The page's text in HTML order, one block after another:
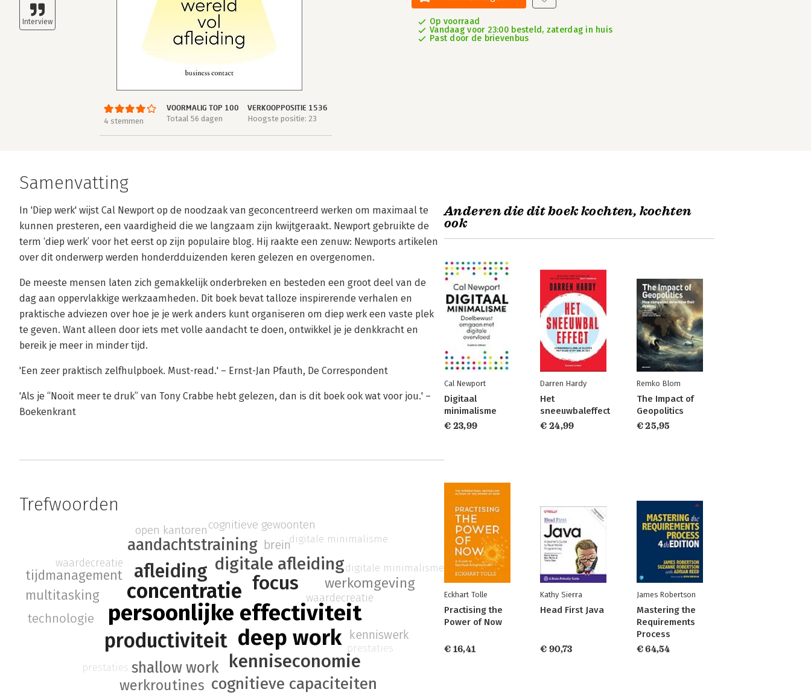
4 stemmen
VOORMALIG TOP 100
Totaal 56 dagen
VERKOOPPOSITIE 1536
Hoogste positie: 23
Op voorraad
Vandaag voor 23:00 besteld, zaterdag in huis
Past door de brievenbus
Samenvatting
In 'Diep werk' wijst Cal Newport op de noodzaak van geconcentreerd werken om maximaal te
kunnen presteren, een vaardigheid die we langzaam zijn kwijtgeraakt. Newport gebruikte de
term ‘diep werk’ voor het eerst op zijn populaire blog. Hij raakte een zenuw: Newports artikelen
over dit onderwerp werden honderdduizenden keren gelezen en overgenomen.
De meeste mensen laten zich gemakkelijk onderbreken en besteden een groot deel van de
dag aan oppervlakkige werkzaamheden. Dit boek bevat talloze inspirerende verhalen en
praktische adviezen over hoe je je werk anders kunt organiseren om diep werk een vaste plek
te geven. Want alleen door iets met volle aandacht te doen, ontwikkel je je denkkracht en
bereik je meer in minder tijd.
'Een zeer praktisch zelfhulpboek. Must-read.' – Ernst-Jan Pfauth, De Correspondent
'Als je “Nooit meer te druk” van Tony Crabbe hebt gelezen, dan is dit boek ook wat voor jou.' –
Boekenkrant
Trefwoorden
persoonlijke effectiviteit
concentratie
deep work
focus
productiviteit
afleiding digitale afleiding
kenniseconomie
aandachtstraining
shallow work
cognitieve capaciteiten
werkomgeving
werkroutines
multitasking
technologie
tijdmanagement
brein
open kantorencognitieve gewoonten
kenniswerk
digitale minimalisme
prestaties
waardecreatie
digitale minimalisme
prestaties
waardecreatie
Anderen die dit boek kochten, kochten
ook
Cal Newport
Digitaal
minimalisme
€ 23,99
Darren Hardy
Het
sneeuwbaleffect
€ 24,99
Remko Blom
The Impact of
Geopolitics
€ 25,95
Eckhart Tolle
Practising the
Power of Now
€ 16,41
Kathy Sierra
Head First Java
€ 90,73
James Robertson
Mastering the
Requirements
Process
€ 64,54